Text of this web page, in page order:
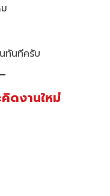
ทันทีครับ
ดงานใหม่